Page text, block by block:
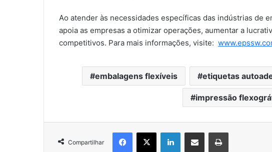
Ao atender às necessidades específicas das indústrias de
apoia as empresas a otimizar operações, aumentar a
competitivos. Para mais informações, visite:
embalagens flexíveis etiquetas
impressão
Compartilhar
Facebook
X LinkedinCompartilhar via e-mail Imprimir